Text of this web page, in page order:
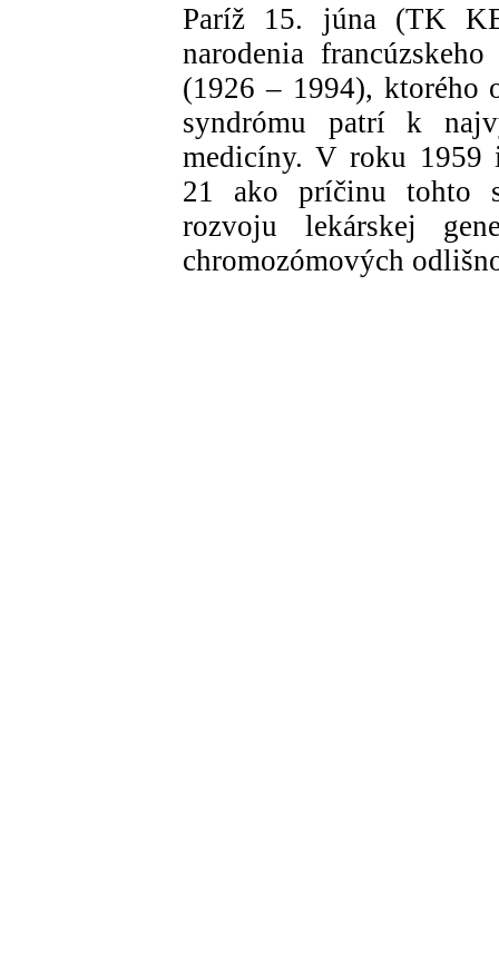
Paríž 15. júna (TK
narodenia
(1926 – 1994), ktorého
syndrómu patrí k
medicíny. V roku 1959
21 ako príčinu tohto
rozvoju lekárskej
chromozómových